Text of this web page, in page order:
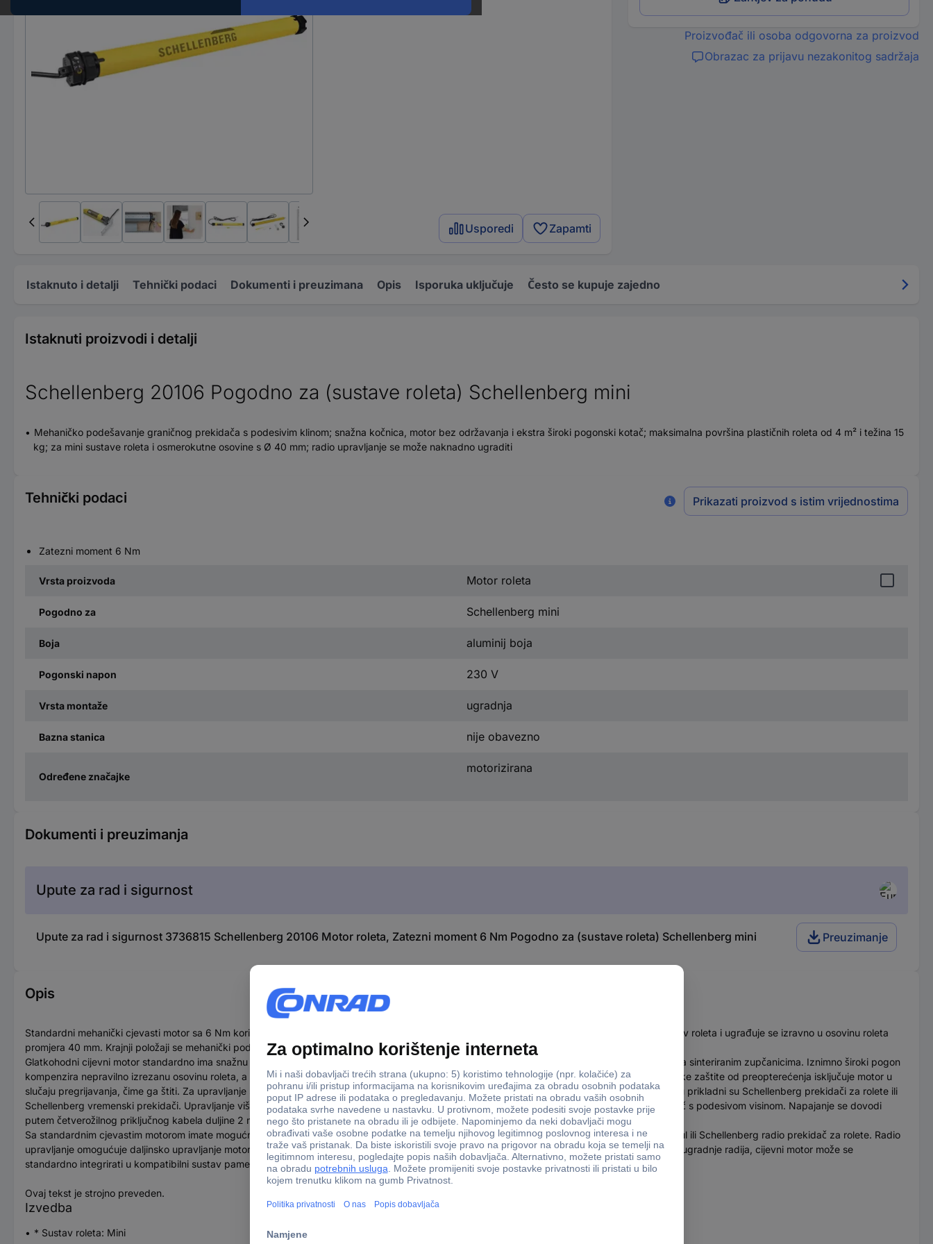
Usporedi Zapamti
Proizvođač ili osoba odgovorna za proizvod
Obrazac za prijavu nezakonitog sadržaja
Istaknuto i detalji Tehnički podaci Dokumenti i preuzimana Opis Isporuka uključuje Često se kupuje zajedno
Istaknuti proizvodi i detalji
Schellenberg 20106 Pogodno za (sustave roleta) Schellenberg mini
Mehaničko podešavanje graničnog prekidača s podesivim klinom; snažna kočnica, motor bez održavanja i ekstra široki pogonski kotač; maksimalna površina plastičnih roleta od 4 m² i težina 15
kg; za mini sustave roleta i osmerokutne osovine s Ø 40 mm; radio upravljanje se može naknadno ugraditi
Tehnički podaci Prikazati proizvod s istim vrijednostima
Zatezni moment 6 Nm
Vrsta proizvoda Motor roleta
Pogodno za Schellenberg mini
Boja aluminij boja
Pogonski napon 230 V
Vrsta montaže ugradnja
Bazna stanica nije obavezno
Određene značajke
motorizirana
Dokumenti i preuzimanja
Upute za rad i sigurnost
Upute za rad i sigurnost 3736815 Schellenberg 20106 Motor roleta, Zatezni moment 6 Nm Pogodno za (sustave roleta) Schellenberg mini Preuzimanje
Opis
Standardni mehanički cjevasti motor sa 6 Nm koristi se za motoriziranje laganih roleta do površine 4 m² i težine 15 kg. Namijenjen je za Mini sustav roleta i ugrađuje se izravno u osovinu roleta
promjera 40 mm. Krajnji položaji se mehanički podešavaju pomoću podesivog klina nakon ugradnje.
Glatkohodni cijevni motor standardno ima snažnu kočnicu s niskim trošenjem i motor koji ne zahtijeva održavanje s visokokvalitetnim mjenjačem sa sinteriranim zupčanicima. Iznimno široki pogon
kompenzira nepravilno izrezanu osovinu roleta, a posebna veličina adaptera osigurava optimalan prijenos snage na osovinu roleta. Sustav termičke zaštite od preopterećenja isključuje motor u
slučaju pregrijavanja, čime ga štiti. Za upravljanje standardnim cjevastim motorom potreban je zasebno dostupan upravljački element. Za tu svrhu prikladni su Schellenberg prekidači za rolete ili
Schellenberg vremenski prekidači. Upravljanje više motora roleta može se postići pomoću releja. Za ugradnju u kutiju roleta uključen je zidni nosač s podesivom visinom. Napajanje se dovodi
putem četverožilnog priključnog kabela duljine 2 m.
Sa standardnim cjevastim motorom imate mogućnost naknadne ugradnje radio upravljača. Za to će vam trebati Schellenberg radio prijemni modul ili Schellenberg radio prekidač za rolete. Radio
upravljanje omogućuje daljinsko upravljanje motorom, pomoću Schellenberg daljinskog upravljača ili Schellenberg radio timera. Nakon naknadne ugradnje radija, cijevni motor može se
standardno integrirati u kompatibilni sustav pametnog doma.
Ovaj tekst je strojno preveden.
Izvedba
* Sustav roleta: Mini